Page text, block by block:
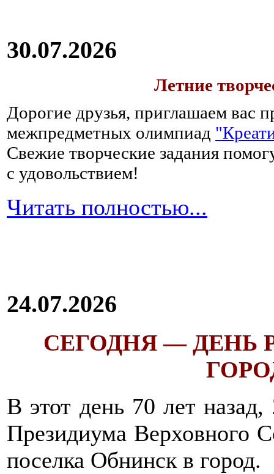
30.07.2026
Летние
Дорогие друзья, приглашаем вас
межпредметных олимпиад
Свежие творческие задания
с удовольствием!
Читать полностью...
24.07.2026
СЕГОДНЯ — ДЕНЬ
В этот день 70 лет
Президиума Верховного
поселка Обнинск в город.